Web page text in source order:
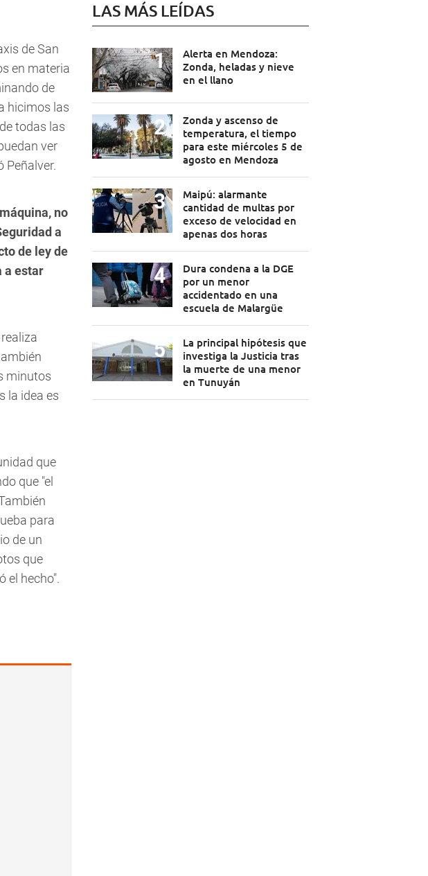
de San
en materia
de
hicimos las
todas las
ver
Peñalver.
no
a
de ley de
a estar
minutos
la idea es
que
que "el
para
de un
que
el hecho".
LAS MÁS LEÍDAS
Alerta en Mendoza:
Zonda, heladas y nieve
en el llano
Zonda y ascenso de
temperatura, el tiempo
para este miércoles 5 de
agosto en Mendoza
Maipú: alarmante
cantidad de multas por
exceso de velocidad en
apenas dos horas
Dura condena a la DGE
por un menor
accidentado en una
escuela de Malargüe
La principal hipótesis que
investiga la Justicia tras
la muerte de una menor
en Tunuyán